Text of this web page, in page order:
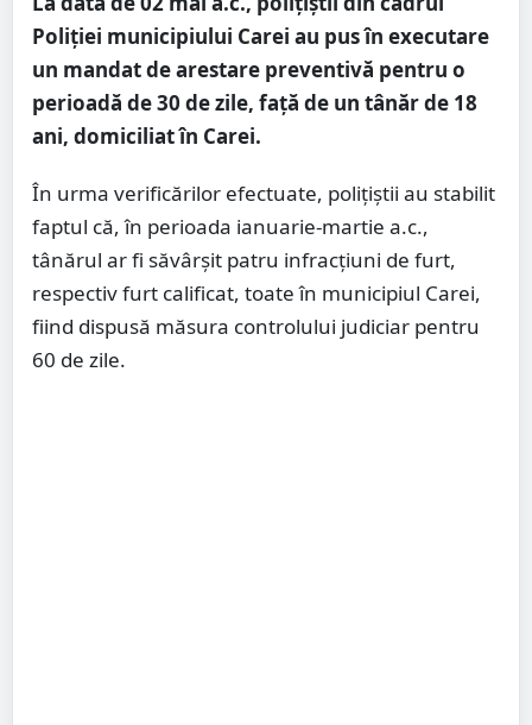
Poliției municipiului Carei au pus în executare
un mandat de arestare preventivă pentru o
perioadă de 30 de zile, față de un tânăr de 18
ani, domiciliat în Carei.
În urma verificărilor efectuate, polițiștii au stabilit
faptul că, în perioada ianuarie-martie a.c.,
tânărul ar fi săvârșit patru infracțiuni de furt,
respectiv furt calificat, toate în municipiul Carei,
fiind dispusă măsura controlului judiciar pentru
60 de zile.